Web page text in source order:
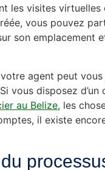
les visites virtuelles
vous pouvez
son emplacement
agent peut
vous disposez
au Belize, les
il existe